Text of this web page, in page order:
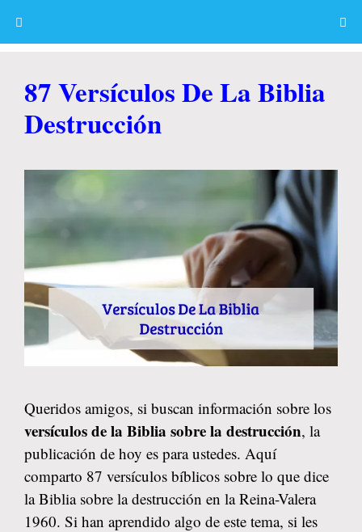
87 Versículos De La Biblia
Destrucción
Queridos amigos, si buscan información sobre los
versículos de la Biblia sobre la destrucción, la
publicación de hoy es para ustedes. Aquí
comparto 87 versículos bíblicos sobre lo que dice
la Biblia sobre la destrucción en la Reina-Valera
1960. Si han aprendido algo de este tema, si les